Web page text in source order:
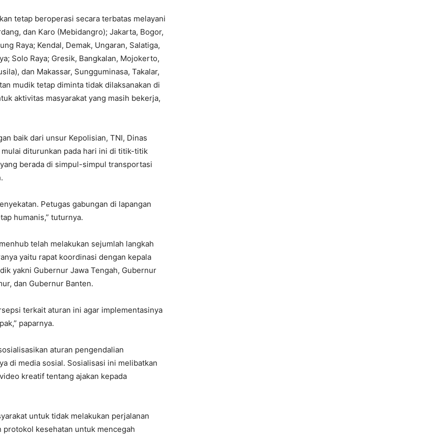
tetap beroperasi secara terbatas melayani
dan Karo (Mebidangro); Jakarta, Bogor,
Raya; Kendal, Demak, Ungaran, Salatiga,
Solo Raya; Gresik, Bangkalan, Mojokerto,
dan Makassar, Sungguminasa, Takalar,
mudik tetap diminta tidak dilaksanakan di
aktivitas masyarakat yang masih bekerja,
baik dari unsur Kepolisian, TNI, Dinas
diturunkan pada hari ini di titik-titik
berada di simpul-simpul transportasi
Petugas gabungan di lapangan
humanis,” tuturnya.
telah melakukan sejumlah langkah
yaitu rapat koordinasi dengan kepala
yakni Gubernur Jawa Tengah, Gubernur
dan Gubernur Banten.
terkait aturan ini agar implementasinya
paparnya.
aturan pengendalian
di media sosial. Sosialisasi ini melibatkan
kreatif tentang ajakan kepada
untuk tidak melakukan perjalanan
kesehatan untuk mencegah